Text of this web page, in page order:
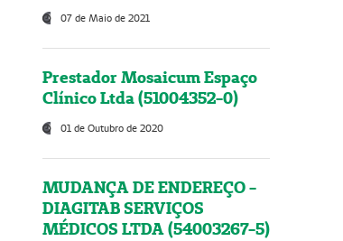
07 de Maio de 2021
Prestador Mosaicum Espaço
Clínico Ltda (51004352-0)
01 de Outubro de 2020
MUDANÇA DE ENDEREÇO -
DIAGITAB SERVIÇOS
MÉDICOS LTDA (54003267-5)